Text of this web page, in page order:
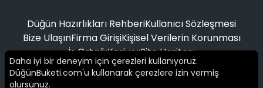
Filtrele
Düğün Hazırlıkları RehberiKullanıcı Sözleşmesi
Bize UlaşınFirma GirişiKişisel Verilerin Korunması
İş OrtağıKariyerSite Haritası
Daha iyi bir deneyim için çerezleri kullanıyoruz.
DüğünBuketi.com'u kullanarak çerezlere izin vermiş
olursunuz.